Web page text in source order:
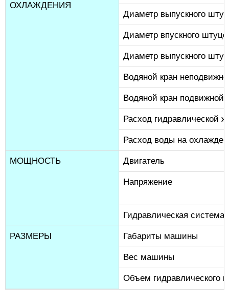
ОХЛАЖДЕНИЯ
Диаметр выпускного
Диаметр впускного
Диаметр выпускного
Водяной кран
Водяной кран подвижной
Расход гидравлической
Расход воды на
МОЩНОСТЬ Двигатель
Напряжение
Гидравлическая система
РАЗМЕРЫ Габариты машины
Вес машины
Объем гидравлического